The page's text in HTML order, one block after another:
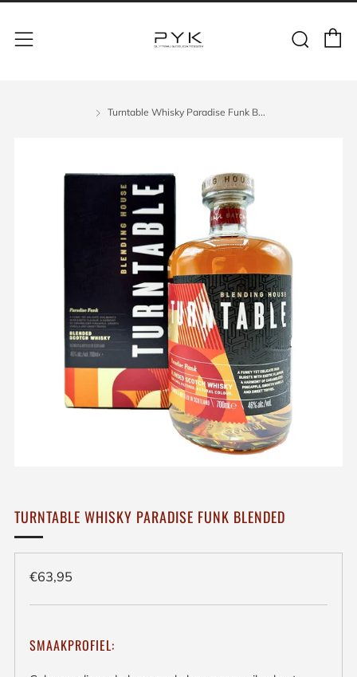
Turntable Whisky Paradise Funk B...
TURNTABLE WHISKY PARADISE FUNK BLENDED
Regulieren
€63,95
SMAAKPROFIEL: